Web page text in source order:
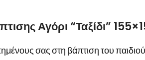
Αγόρι “Ταξίδι”
σας στη βάπτιση του